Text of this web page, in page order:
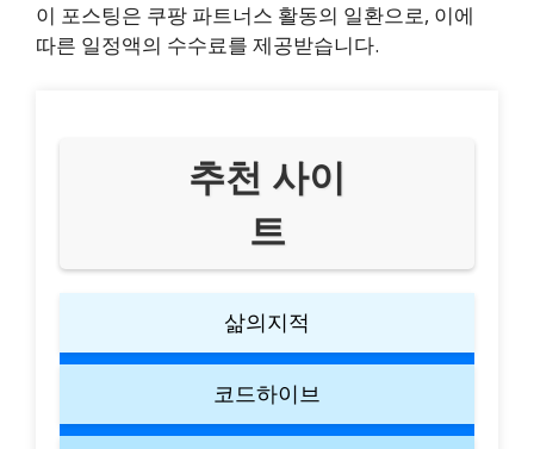
이 포스팅은 쿠팡 파트너스 활동의 일환으로, 이에
따른 일정액의 수수료를 제공받습니다.
추천 사이
트
삶의지적
코드하이브